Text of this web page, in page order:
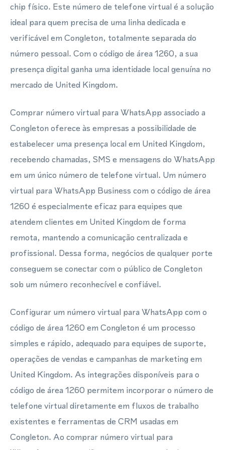
chip físico. Este número de telefone virtual é a solução
ideal para quem precisa de uma linha dedicada e
verificável em Congleton, totalmente separada do
número pessoal. Com o código de área 1260, a sua
presença digital ganha uma identidade local genuína no
mercado de United Kingdom.
Comprar número virtual para WhatsApp associado a
Congleton oferece às empresas a possibilidade de
estabelecer uma presença local em United Kingdom,
recebendo chamadas, SMS e mensagens do WhatsApp
em um único número de telefone virtual. Um número
virtual para WhatsApp Business com o código de área
1260 é especialmente eficaz para equipes que
atendem clientes em United Kingdom de forma
remota, mantendo a comunicação centralizada e
profissional. Dessa forma, negócios de qualquer porte
conseguem se conectar com o público de Congleton
sob um número reconhecível e confiável.
Configurar um número virtual para WhatsApp com o
código de área 1260 em Congleton é um processo
simples e rápido, adequado para equipes de suporte,
operações de vendas e campanhas de marketing em
United Kingdom. As integrações disponíveis para o
código de área 1260 permitem incorporar o número de
telefone virtual diretamente em fluxos de trabalho
existentes e ferramentas de CRM usadas em
Congleton. Ao comprar número virtual para